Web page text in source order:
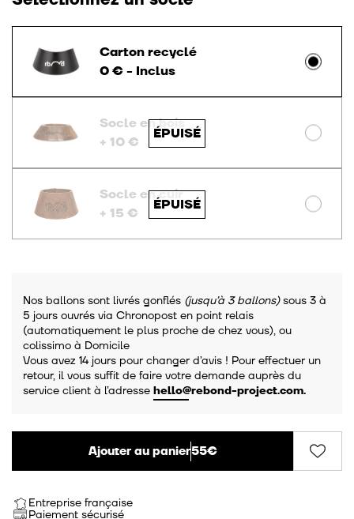
Carton recyclé
0 € - Inclus
Socle en bois
+ 10 €
Socle en cuir
+ 15 €
Nos ballons sont livrés gonflés (jusqu’à 3 ballons)sous 3 à
5 jours ouvrés via Chronopost en point relais
(automatiquement le plus proche de chez vous), ou
colissimo à Domicile
Vous avez 14 jours pour changer d’avis ! Pour effectuer un
retour, il vous suffit de faire votre demande auprès du
service client à l’adresse hello@rebond-project.com.
Ajouter au panier55€
Entreprise française
Paiement sécurisé